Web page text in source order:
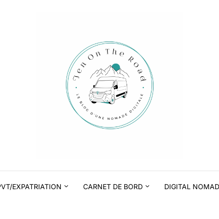
EXPATRIATION CARNET DE BORD DIGITAL NOMAD